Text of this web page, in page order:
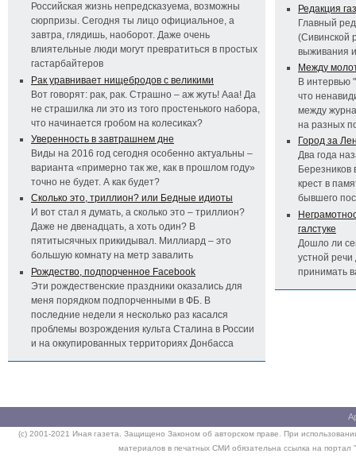
Российская жизнь непредсказуема, возможны
сюрпризы. Сегодня ты лицо официальное, а
завтра, глядишь, наоборот. Даже очень
влиятельные люди могут превратиться в простых
гастарбайтеров
Рак уравнивает нищебродов с великими
Вот говорят: рак, рак. Страшно – аж жуть! Ааа! Да
не страшилка ли это из того простенького набора,
что начинается гробом на колесиках?
Уверенность в завтрашнем дне
Виды на 2016 год сегодня особенно актуальны –
варианта «примерно так же, как в прошлом году»
точно не будет. А как будет?
Сколько это, триллион? или Бедные идиоты
И вот стал я думать, а сколько это – триллион?
Даже не двенадцать, а хоть один? В
пятитысячных прикидывал. Миллиард – это
большую комнату на метр завалить
Рождество, подпорченное Facebook
Эти рождественские праздники оказались для
меня порядком подпорченными в ФБ. В
последние недели я несколько раз касался
проблемы возрождения культа Сталина в России
и на оккупированных территориях Донбасса
Редакция
Главный
(Сивинской
выживания
Между
В интервью
что
между
на разных
Город за
Два года
Березников
крест в
бывшего
галстуке
Дошло ли
устной речи
принимать
(c) 2001-2021 Иная газета. Защищено Законом об авторском праве. При
материалов в печатных СМИ обязательна ссылка на